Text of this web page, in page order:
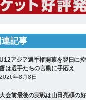
記事
U12アジア選手権開幕を翌日に
督は選手たちの言動に手応え
2026年8月8日
大会前最後の実戦は山田亮碩の